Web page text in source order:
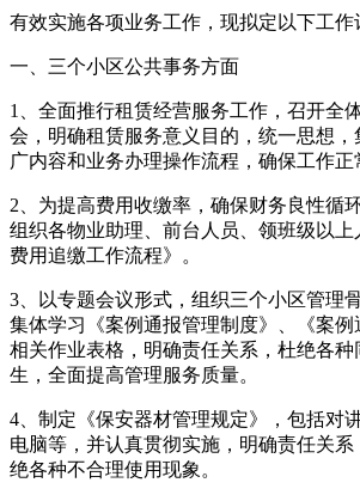
有效实施各项业务工作，现拟定以下工作
一、三个小区公共事务方面
1、全面推行租赁经营服务工作，召开全
会，明确租赁服务意义目的，统一思想
广内容和业务办理操作流程，确保工作正
2、为提高费用收缴率，确保财务良性循
组织各物业助理、前台人员、领班级以
费用追缴工作流程》。
3、以专题会议形式，组织三个小区管理
集体学习《案例通报管理制度》、《案例
相关作业表格，明确责任关系，杜绝各
生，全面提高管理服务质量。
4、制定《保安器材管理规定》，包括对
电脑等，并认真贯彻实施，明确责任关
绝各种不合理使用现象。